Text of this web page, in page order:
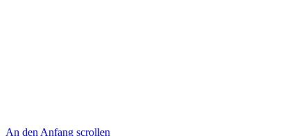
An den Anfang scrollen